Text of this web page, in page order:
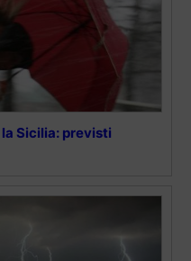
Sicilia: previsti